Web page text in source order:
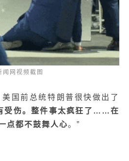
网视频截图
国前总统特朗普很快做出了
受伤。整件事太疯狂了……在
点都不鼓舞人心。 ”